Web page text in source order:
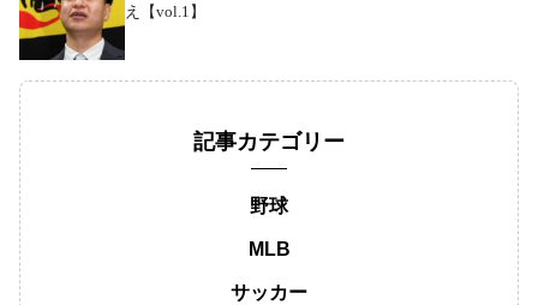
え【vol.1】
記事カテゴリー
野球
MLB
サッカー